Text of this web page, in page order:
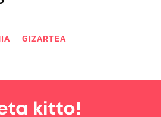
GIZARTEA